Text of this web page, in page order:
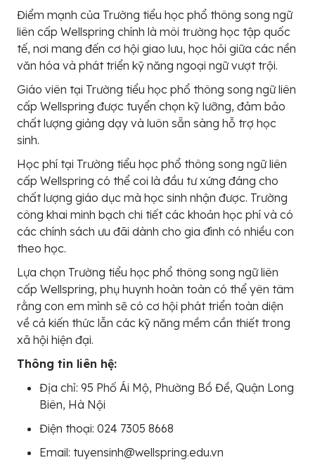
Điểm mạnh của Trường tiểu học phổ thông song ngữ
liên cấp Wellspring chính là môi trường học tập quốc
tế, nơi mang đến cơ hội giao lưu, học hỏi giữa các nền
văn hóa và phát triển kỹ năng ngoại ngữ vượt trội.
Giáo viên tại Trường tiểu học phổ thông song ngữ liên
cấp Wellspring được tuyển chọn kỹ lưỡng, đảm bảo
chất lượng giảng dạy và luôn sẵn sàng hỗ trợ học
sinh.
Học phí tại Trường tiểu học phổ thông song ngữ liên
cấp Wellspring có thể coi là đầu tư xứng đáng cho
chất lượng giáo dục mà học sinh nhận được. Trường
công khai minh bạch chi tiết các khoản học phí và có
các chính sách ưu đãi dành cho gia đình có nhiều con
theo học.
Lựa chọn Trường tiểu học phổ thông song ngữ liên
cấp Wellspring, phụ huynh hoàn toàn có thể yên tâm
rằng con em mình sẽ có cơ hội phát triển toàn diện
về cả kiến thức lẫn các kỹ năng mềm cần thiết trong
xã hội hiện đại.
Thông tin liên hệ:
Địa chỉ: 95 Phố Ái Mộ, Phường Bồ Đề, Quận Long
Biên, Hà Nội
Điện thoại: 024 7305 8668
Email: tuyensinh@wellspring.edu.vn